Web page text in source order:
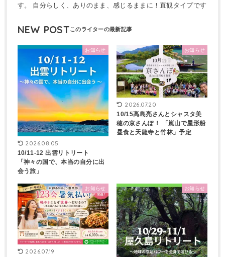
す。 自分らしく、ありのまま、感じるままに！直観タイプです
NEW POST
お知らせ
2026.08.05
10/11-12 出雲リトリート
「神々の国で、本当の自分に出
会う旅」
お知らせ
2026.07.20
10/15高島亮さんとシャスタ美
穂の京さんぽ！ 「嵐山で屋形船
昼食と天龍寺と竹林」予定
お知らせ
2026.07.19
お知らせ